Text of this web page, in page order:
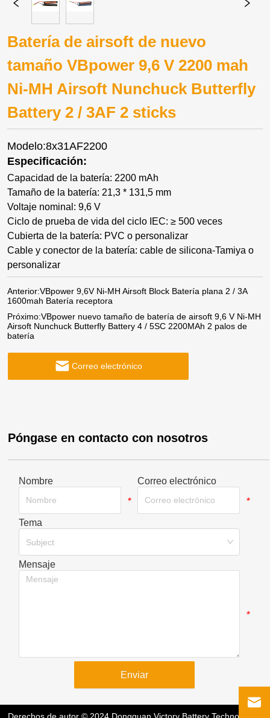
Batería de airsoft de nuevo
tamaño VBpower 9,6 V 2200 mah
Ni-MH Airsoft Nunchuck Butterfly
Battery 2 / 3AF 2 sticks
Modelo:8x31AF2200
Especificación:
Capacidad de la batería: 2200 mAh
Tamaño de la batería: 21,3 * 131,5 mm
Voltaje nominal: 9,6 V
Ciclo de prueba de vida del ciclo IEC: ≥ 500 veces
Cubierta de la batería: PVC o personalizar
Cable y conector de la batería: cable de silicona-Tamiya o
personalizar
Anterior:VBpower 9,6V Ni-MH Airsoft Block Batería plana 2 / 3A
1600mah Batería receptora
Próximo:VBpower nuevo tamaño de batería de airsoft 9,6 V Ni-MH
Airsoft Nunchuck Butterfly Battery 4 / 5SC 2200MAh 2 palos de
batería
Correo electrónico
Póngase en contacto con nosotros
Nombre
*
Correo electrónico
*
Tema
Subject
Mensaje
*
Enviar
Derechos de autor © 2024 Dongguan Victory Battery Technology